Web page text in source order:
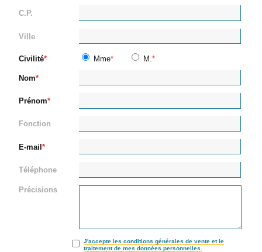
C.P.
Ville
Civilité Mme M.
Nom
Prénom
Fonction
E-mail
Téléphone
Précisions
J'accepte les conditions générales de vente et le
traitement de mes données personnelles.